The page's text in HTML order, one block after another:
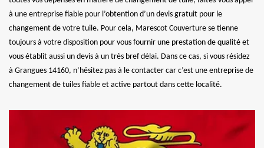
à une entreprise fiable pour l’obtention d’un devis gratuit pour le
changement de votre tuile. Pour cela, Marescot Couverture se tienne
toujours à votre disposition pour vous fournir une prestation de qualité et
vous établit aussi un devis à un très bref délai. Dans ce cas, si vous résidez
à Grangues 14160, n’hésitez pas à le contacter car c’est une entreprise de
changement de tuiles fiable et active partout dans cette localité.